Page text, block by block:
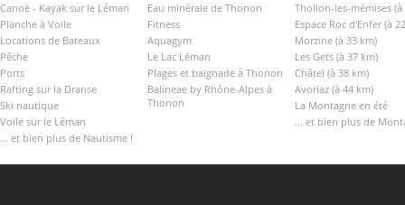
Canoë - Kayak sur le Léman
Planche à Voile
Locations de Bateaux
Pêche
Ports
Rafting sur la Dranse
Ski nautique
Voile sur le Léman
... et bien plus de Nautisme !
Eau minérale de Thonon
Fitness
Aquagym
Le Lac Léman
Plages et baignade à Thonon
Balineae by Rhône-Alpes à
Thonon
Thollon-les-mémises (à
Espace Roc d'Enfer (à
Morzine (à 33 km)
Les Gets (à 37 km)
Châtel (à 38 km)
Avoriaz (à 44 km)
La Montagne en été
... et bien plus de